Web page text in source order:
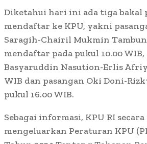
Diketahui hari ini ada tiga bakal
mendaftar ke KPU, yakni
Saragih-Chairil Mukmin
mendaftar pada pukul 10.00 WIB,
Basyaruddin Nasution-Erlis
WIB dan pasangan Oki Doni-
pukul 16.00 WIB.
Sebagai informasi, KPU RI
mengeluarkan Peraturan KPU